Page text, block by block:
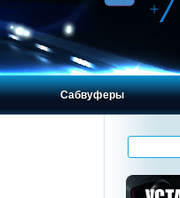
Сабвуферы